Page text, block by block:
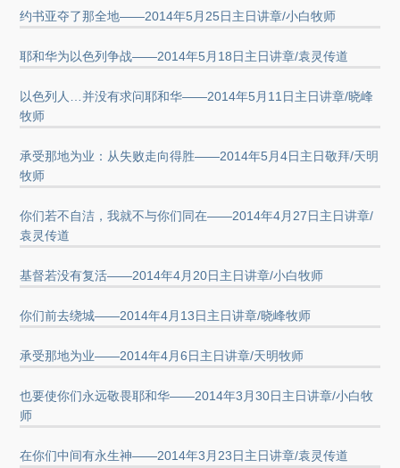
约书亚夺了那全地——2014年5月25日主日讲章/小白牧师
耶和华为以色列争战——2014年5月18日主日讲章/袁灵传道
以色列人…并没有求问耶和华——2014年5月11日主日讲章/晓峰
牧师
承受那地为业：从失败走向得胜——2014年5月4日主日敬拜/天明
牧师
你们若不自洁，我就不与你们同在——2014年4月27日主日讲章/
袁灵传道
基督若没有复活——2014年4月20日主日讲章/小白牧师
你们前去绕城——2014年4月13日主日讲章/晓峰牧师
承受那地为业——2014年4月6日主日讲章/天明牧师
也要使你们永远敬畏耶和华——2014年3月30日主日讲章/小白牧
师
在你们中间有永生神——2014年3月23日主日讲章/袁灵传道